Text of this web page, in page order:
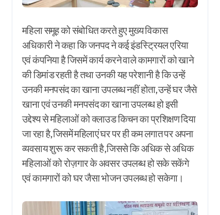
महिला समूह को संबोधित करते हुए मुख्य विकास
अधिकारी ने कहा कि जनपद ने कई इंडस्ट्रियल एरिया
एवं कंपनिया है जिसमें कार्य करने वाले कामगारों को खाने
की डिमांड रहती है तथा उनकी यह परेशानी है कि उन्हें
उनकी मनपसंद का खाना उपलब्ध नहीं होता,उन्हें घर जैसे
खाना एवं उनकी मनपसंद का खाना उपलब्ध हो इसी
उद्देश्य से महिलाओं को क्लाउड किचन का प्रशिक्षण दिया
जा रहा है,जिसमें महिलाएं घर पर ही कम लगात पर अपना
व्यवसाय शुरू कर सकती है,जिससे कि अधिक से अधिक
महिलाओं को रोज़गार के अवसर उपलब्ध हो सके सकेंगे
एवं कामगारों को घर जैसा भोजन उपलब्ध हो सकेगा।